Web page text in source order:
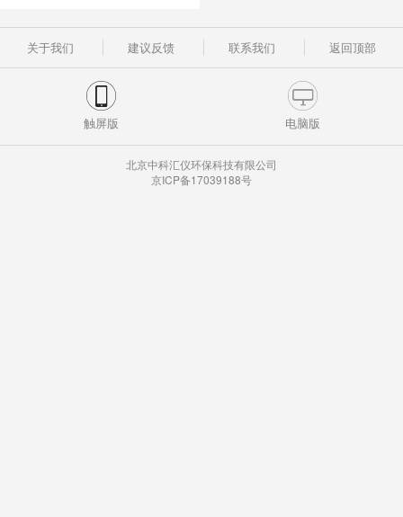
关于我们 建议反馈 联系我们 返回顶部
触屏版 电脑版
北京中科汇仪环保科技有限公司
京ICP备17039188号